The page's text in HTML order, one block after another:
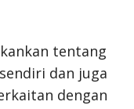
tentang
dan juga
dengan